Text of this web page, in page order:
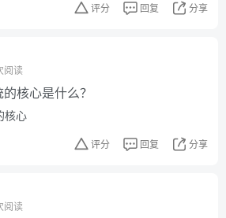
评分 回复 分享
阅读
核心是什么？
核心
评分 回复 分享
阅读